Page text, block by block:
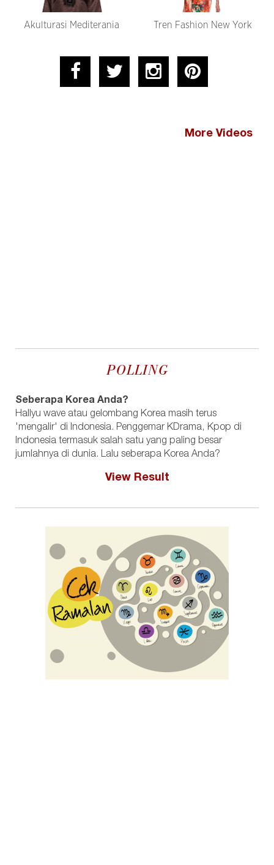
Akulturasi Mediterania Tren Fashion New York
More Videos
POLLING
Seberapa Korea Anda?
Hallyu wave atau gelombang Korea masih terus
'mengalir' di Indonesia. Penggemar KDrama, Kpop di
Indonesia termasuk salah satu yang paling besar
jumlahnya di dunia. Lalu seberapa Korea Anda?
View Result